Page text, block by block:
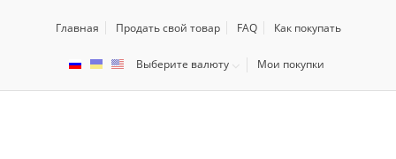
Главная Продать свой товар FAQ Как покупать
Выберите валюту Мои покупки